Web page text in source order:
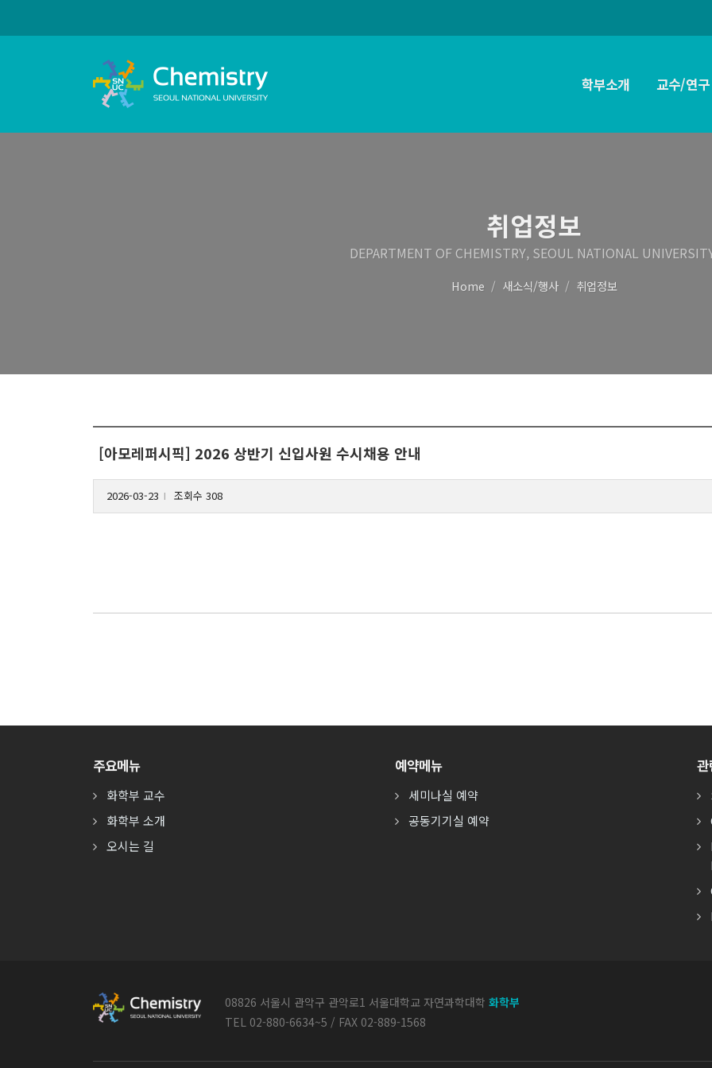
학부소개 교수/연구
취업정보
DEPARTMENT OF CHEMISTRY, SEOUL NATIONAL
Home 새소식/행사 취업정보
[아모레퍼시픽] 2026 상반기 신입사원 수시채용 안내
2026-03-23 조회수 308
주요메뉴
화학부 교수
화학부 소개
오시는 길
예약메뉴
세미나실 예약
공동기기실 예약
08826 서울시 관악구 관악로1 서울대학교 자연과학대학화학부
TEL 02-880-6634~5 / FAX 02-889-1568